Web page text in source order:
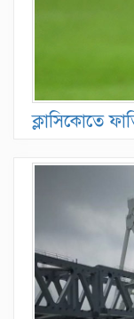
ক্লাসিকোতে